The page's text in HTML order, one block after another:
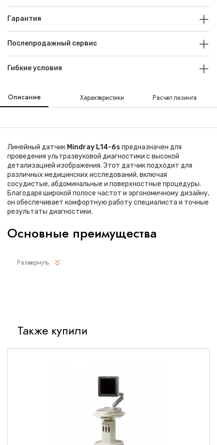
Гарантия
Послепродажный сервис
Гибкие условия
Описание Характеристики Расчет лизинга
Линейный датчик Mindray L14-6s предназначен для
проведения ультразвуковой диагностики с высокой
детализацией изображения. Этот датчик подходит для
различных медицинских исследований, включая
сосудистые, абдоминальные и поверхностные процедуры.
Благодаря широкой полосе частот и эргономичному дизайну,
он обеспечивает комфортную работу специалиста и точные
результаты диагностики.
Основные преимущества
Совместимость с ультразвуковыми системами Mindray
Технические характеристики
192
Радиус сканирования:40 мм
Размер рабочей поверхности:
Развернуть
Также купили